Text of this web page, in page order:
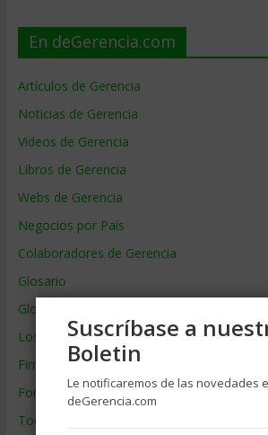
En deGerencia.com
Artículos de Gerencia
Noticias de Gerencia
Videos de Gerencia
Libros de Gerencia
Webs de Gerencia
Negocios por País
Colaboradores de Gerencia
Glosario
Glosario Inglés – Español
Los mejores MBA
Firmas de Gerencia
Formación de Gerencia
Todos los Temas
Suscríbase a
Boletin
Le notificaremos de las novedades
deGerencia.com